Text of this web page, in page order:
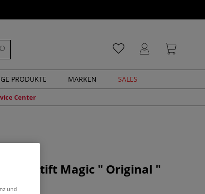
PRODUKTE MARKEN SALES
Center
Farbstift Magic " Original "
und